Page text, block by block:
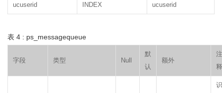
ucuserid INDEX ucuserid
表 4 : ps_messagequeue
字段 类型 Null
默
认
额外
注
释
识